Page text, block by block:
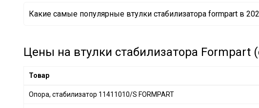
AUGER
+ 9
HUTCHINSON
+ 102
FAG
+ 161
Опора, стабилизатор 20407223/S FORMPART
Какие самые популярные втулки стабилизатора formpart в
Цены на втулки стабилизатора Formpart
Товар
Опора, стабилизатор 11411010/S FORMPART